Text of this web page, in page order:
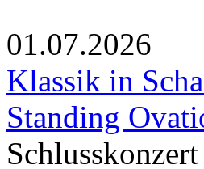
01.07.2026
Klassik in
Standing